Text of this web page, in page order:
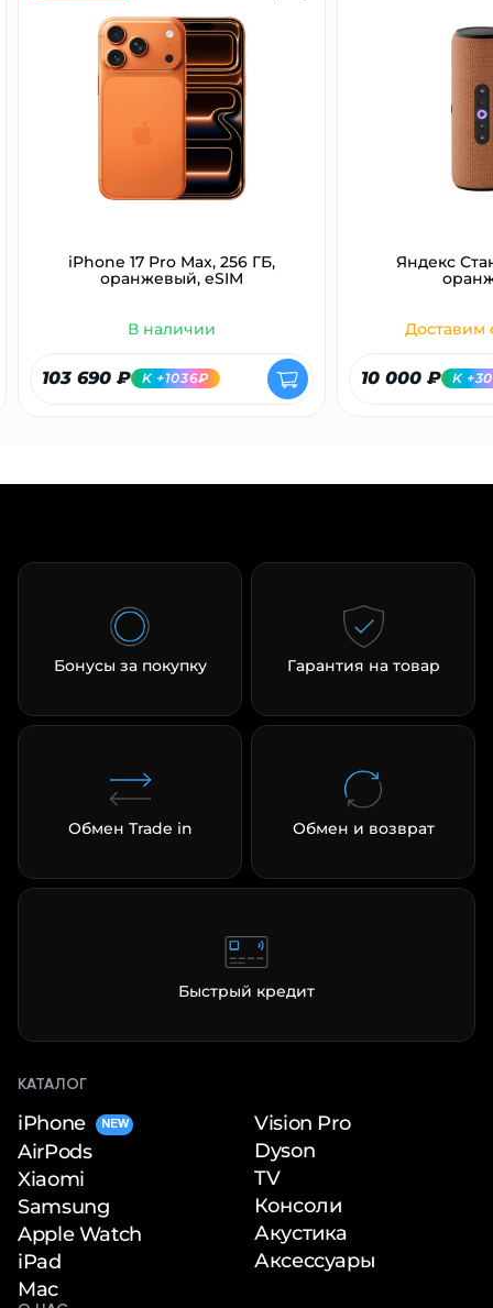
iPhone 17 Pro Max, 256 ГБ,
оранжевый, eSIM
В наличии
103 690 ₽ K +1036₽
Яндекс
Доставим
10 000 ₽ K
Бонусы за покупку Гарантия на товар
Обмен Trade in Обмен и возврат
Быстрый кредит
КАТАЛОГ
iPhone NEW
AirPods
Xiaomi
Samsung
Apple Watch
iPad
Mac
Vision Pro
Dyson
TV
Консоли
Акустика
Аксессуары